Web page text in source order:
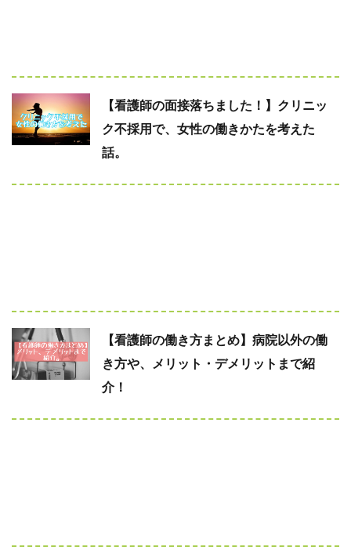
【看護師の面接落ちました！】クリニッ
ク不採用で、女性の働きかたを考えた
話。
【看護師の働き方まとめ】病院以外の働
き方や、メリット・デメリットまで紹
介！